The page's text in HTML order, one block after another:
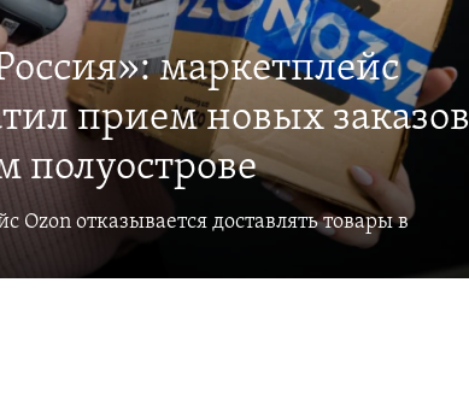
маркетплейс
прием новых заказов
полуострове
Ozon отказывается доставлять товары в